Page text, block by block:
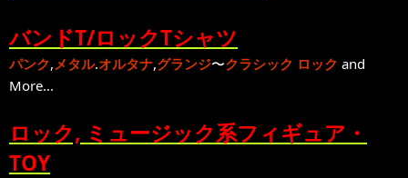
バンドT/ロックTシャツ
パンク,メタル.オルタナ,グランジ〜クラシック ロック and
More...
ロック, ミュージック系フィギュア・
TOY